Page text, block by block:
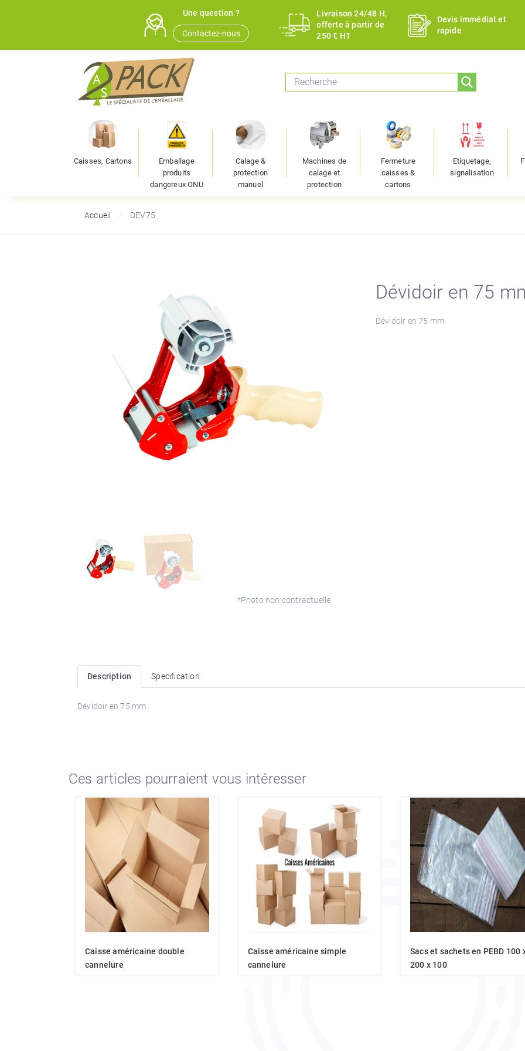
Une question ?
Contactez-nous
Livraison 24/48 H,
offerte à partir de
250 € HT
Devis immédiat et
rapide
Caisses, Cartons
Emballage
produits
dangereux ONU
Calage &
protection
manuel
Machines de
calage et
protection
Fermeture
caisses &
cartons
Etiquetage,
signalisation
Accueil DEV75
*Photo non contractuelle
Dévidoir en 75
Dévidoir en 75 mm
Description Specification
Dévidoir en 75 mm
Ces articles pourraient vous intéresser
Caisse américaine double
cannelure
Caisse américaine simple
cannelure
Sacs et sachets en PEBD 100
200 x 100